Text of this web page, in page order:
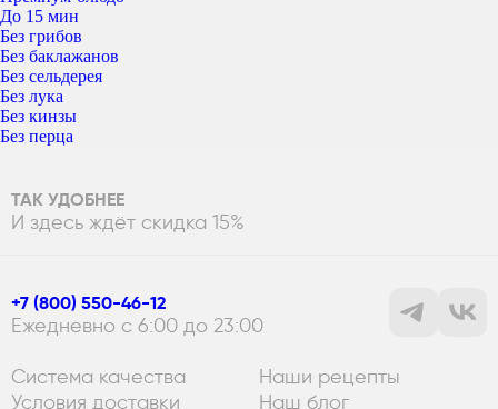
До 15 мин
Без грибов
Без баклажанов
Без сельдерея
Без лука
Без кинзы
Без перца
ТАК УДОБНЕЕ
И здесь ждёт скидка 15%
+7 (800) 550-46-12
Ежедневно с 6:00 до 23:00
Система качества
Условия доставки
Наши рецепты
Наш блог